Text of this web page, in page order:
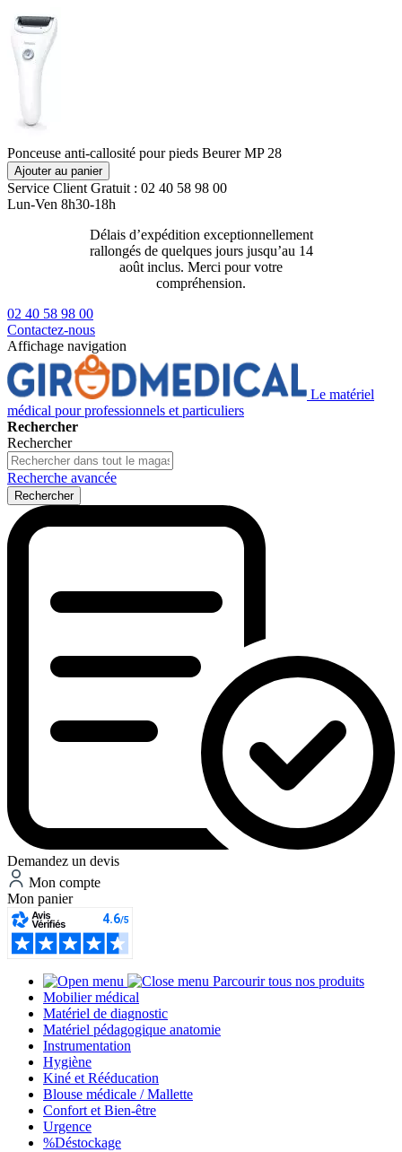
Ponceuse anti-callosité pour pieds Beurer MP 28
Ajouter au panier
Service Client Gratuit : 02 40 58 98 00
Lun-Ven 8h30-18h
Délais d’expédition exceptionnellement
rallongés de quelques jours jusqu’au 14
août inclus. Merci pour votre
compréhension.
02 40 58 98 00
Contactez-nous
Affichage navigation
Le matériel
médical pour professionnels et particuliers
Rechercher
Rechercher
Recherche avancée
Rechercher
Demandez un devis
Mon compte
Mon panier
Parcourir tous nos produits
Mobilier médical
Matériel de diagnostic
Matériel pédagogique anatomie
Instrumentation
Hygiène
Kiné et Rééducation
Blouse médicale / Mallette
Confort et Bien-être
Urgence
%Déstockage